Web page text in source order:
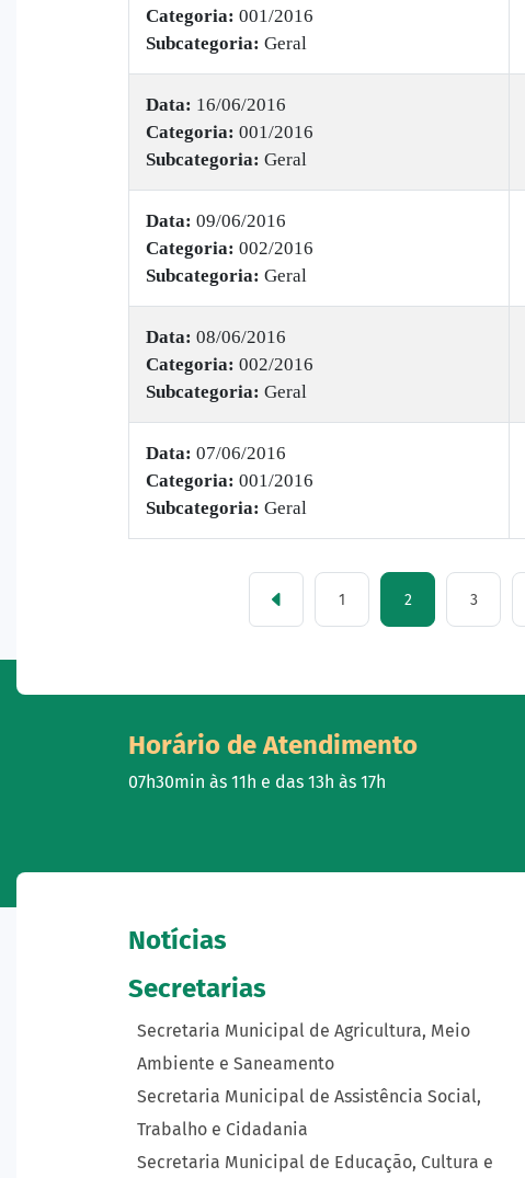
Categoria: 001/2016
Subcategoria: Geral
Data: 16/06/2016
Categoria: 001/2016
Subcategoria: Geral
Data: 09/06/2016
Categoria: 002/2016
Subcategoria: Geral
Data: 08/06/2016
Categoria: 002/2016
Subcategoria: Geral
Data: 07/06/2016
Categoria: 001/2016
Subcategoria: Geral
1 2 3
Horário de Atendimento
07h30min às 11h e das 13h às 17h
Notícias
Secretarias
Secretaria Municipal de Agricultura, Meio
Ambiente e Saneamento
Secretaria Municipal de Assistência Social,
Trabalho e Cidadania
Secretaria Municipal de Educação, Cultura e